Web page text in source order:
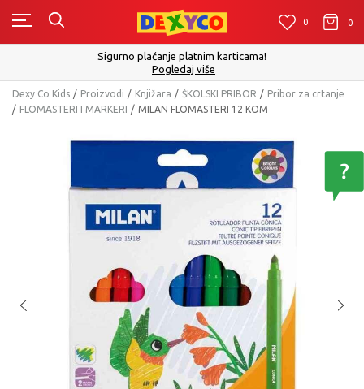
0 0
Sigurno plaćanje platnim karticama!
Pogledaj više
Dexy Co Kids Proizvodi Knjižara ŠKOLSKI PRIBOR
Pribor za crtanje
FLOMASTERI I MARKERI
MILAN FLOMASTERI 12 KOM